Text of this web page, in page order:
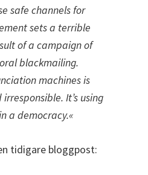
safe channels for
sets a terrible
of a campaign of
blackmailing.
machines is
It’s using
a democracy.«
tidigare bloggpost: